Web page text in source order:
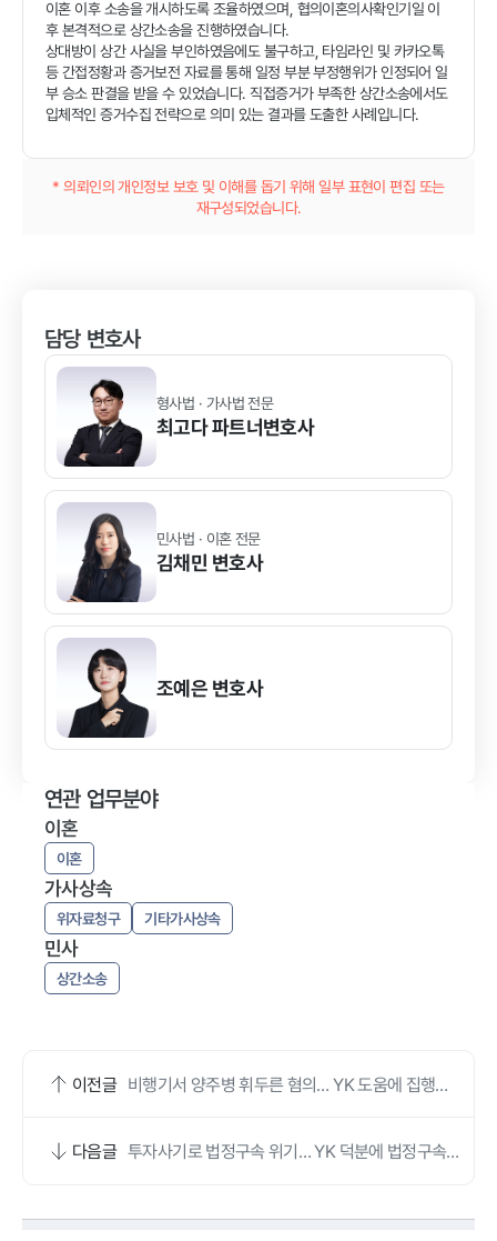
이혼 이후 소송을 개시하도록 조율하였으며, 협의이혼의사확인기일 이
후 본격적으로 상간소송을 진행하였습니다.
상대방이 상간 사실을 부인하였음에도 불구하고, 타임라인 및 카카오톡
등 간접정황과 증거보전 자료를 통해 일정 부분 부정행위가 인정되어 일
부 승소 판결을 받을 수 있었습니다. 직접증거가 부족한 상간소송에서도
입체적인 증거수집 전략으로 의미 있는 결과를 도출한 사례입니다.
* 의뢰인의 개인정보 보호 및 이해를 돕기 위해 일부 표현이 편집 또는
재구성되었습니다.
담당 변호사
형사법 · 가사법 전문
최고다파트너변호사
민사법 · 이혼 전문
김채민 변호사
조예은 변호사
연관 업무분야
이혼
이혼
가사상속
위자료청구 기타가사상속
민사
상간소송
이전글 비행기서 양주병 휘두른 혐의… YK 도움에 집행유
다음글 투자사기로 법정구속 위기… YK 덕분에 법정구속